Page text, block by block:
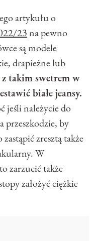
artykułu o
23na pewno
są modele
drapieżne lub
z takim swetrem w
białe jeansy.
jeśli należycie do
przeszkodzie, by
zresztą także
W
zarzucić także
założyć ciężkie